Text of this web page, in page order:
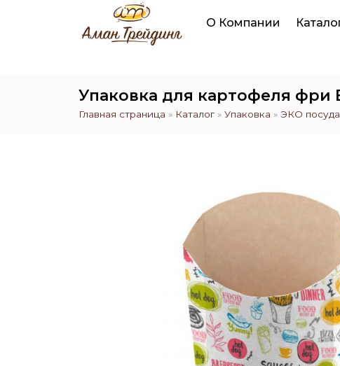
О Компании
Упаковка для картофеля фри
Главная страница » Каталог » Упаковка » ЭКО посуда